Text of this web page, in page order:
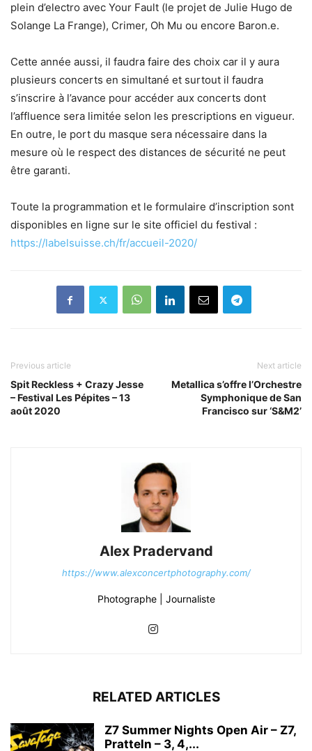
plein d’electro avec Your Fault (le projet de Julie Hugo de
Solange La Frange), Crimer, Oh Mu ou encore Baron.e.
Cette année aussi, il faudra faire des choix car il y aura
plusieurs concerts en simultané et surtout il faudra
s’inscrire à l’avance pour accéder aux concerts dont
l’affluence sera limitée selon les prescriptions en vigueur.
En outre, le port du masque sera nécessaire dans la
mesure où le respect des distances de sécurité ne peut
être garanti.
Toute la programmation et le formulaire d’inscription sont
disponibles en ligne sur le site officiel du festival :
https://labelsuisse.ch/fr/accueil-2020/
Previous article
Spit Reckless + Crazy Jesse
– Festival Les Pépites – 13
août 2020
Next article
Metallica s’offre l’Orchestre
Symphonique de San
Francisco sur ‘S&M2’
Alex Pradervand
https://www.alexconcertphotography.com/
Photographe | Journaliste
RELATED ARTICLES
Z7 Summer Nights Open Air – Z7,
Pratteln – 3, 4,...